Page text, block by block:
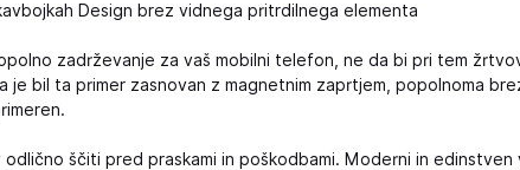
Design brez vidnega pritrdilnega elementa
zadrževanje za vaš mobilni telefon, ne da bi pri tem
bil ta primer zasnovan z magnetnim zaprtjem, popolnoma
ščiti pred praskami in poškodbami. Moderni in edinstven